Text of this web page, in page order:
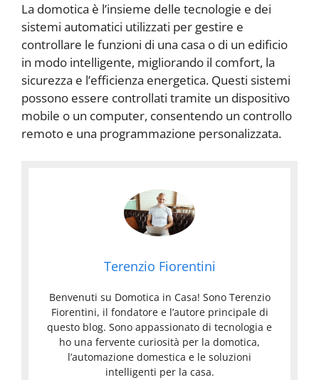
La domotica è l’insieme delle tecnologie e dei
sistemi automatici utilizzati per gestire e
controllare le funzioni di una casa o di un edificio
in modo intelligente, migliorando il comfort, la
sicurezza e l’efficienza energetica. Questi sistemi
possono essere controllati tramite un dispositivo
mobile o un computer, consentendo un controllo
remoto e una programmazione personalizzata.
Terenzio Fiorentini
Benvenuti su Domotica in Casa! Sono Terenzio
Fiorentini, il fondatore e l’autore principale di
questo blog. Sono appassionato di tecnologia e
ho una fervente curiosità per la domotica,
l’automazione domestica e le soluzioni
intelligenti per la casa.